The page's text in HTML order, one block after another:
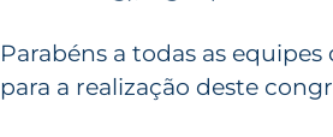
Parabéns a todas as
para a realização deste